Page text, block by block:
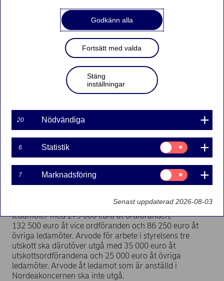
Lawther, Lars G Nordström, Sarah Russell och Kari
Stadigh omvaldes till styrelseledamöter till nästa
årsstämma och Silvija Seres och Birger Steen valdes till
nya styrelseledamöter för samma tid. Björn Wahlroos
omvaldes till styrelsens ordförande.
Vid det efterföljande konstituerande
styrelsesammanträdet valdes Marie Ehrling till
styrelsens vice ordförande samt informerades det om att
Christian Riise.
Val av revisor
Öhrlings PricewaterhouseCoopers AB valdes till revisor
till nästa årsstämma.
Årsstämman beslutade om arvode åt styrelsens
ledamöter med 279 000 euro åt ordföranden,
132 500 euro åt vice ordföranden och 86 250 euro åt
övriga ledamöter. Arvode för arbete i styrelsens tre
utskott ska därutöver utgå med 35 000 euro åt
utskottsordförandena och 25 000 euro åt övriga
ledamöter. Arvode åt ledamot som är anställd i
Nordeakoncernen ska inte utgå.
Godkänn alla
Fortsätt med valda
Stäng
inställningar
20 Nödvändiga
6 Statistik
Samtycke
för:
Statistik
7 Marknadsföring
Samtycke
för:
Marknadsföring
Senast uppdaterad 2026-08-03